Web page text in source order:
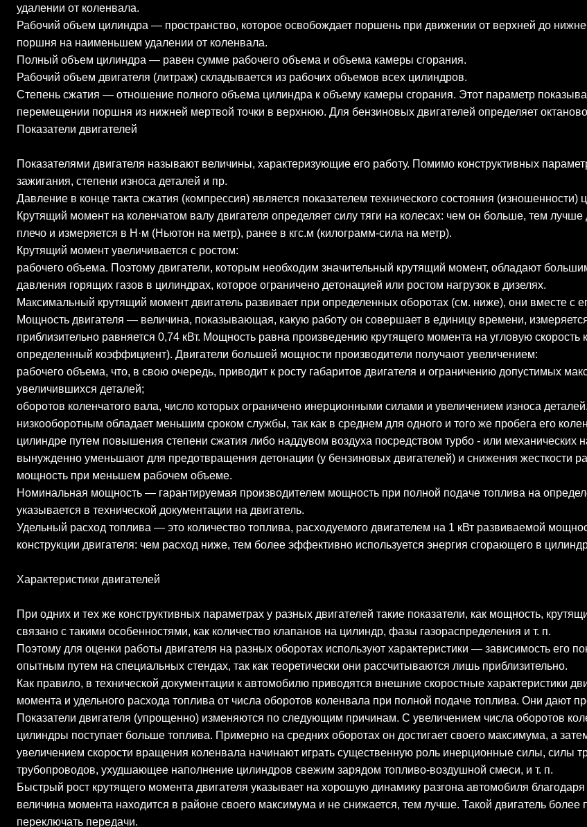
удалении от коленвала.
Рабочий объем цилиндра — пространство, которое освобождает поршень при движении от верхней до
поршня на наименьшем удалении от коленвала.
Полный объем цилиндра — равен сумме рабочего объема и объема камеры сгорания.
Рабочий объем двигателя (литраж) складывается из рабочих объемов всех цилиндров.
Степень сжатия — отношение полного объема цилиндра к объему камеры сгорания. Этот параметр
перемещении поршня из нижней мертвой точки в верхнюю. Для бензиновых двигателей определяет
Показатели двигателей
Показателями двигателя называют величины, характеризующие его работу. Помимо конструктивных
зажигания, степени износа деталей и пр.
Давление в конце такта сжатия (компрессия) является показателем технического состояния
Крутящий момент на коленчатом валу двигателя определяет силу тяги на колесах: чем он больше, тем
плечо и измеряется в Н·м (Ньютон на метр), ранее в кгс.м (килограмм-сила на метр).
Крутящий момент увеличивается с ростом:
рабочего объема. Поэтому двигатели, которым необходим значительный крутящий момент, обладают
давления горящих газов в цилиндрах, которое ограничено детонацией или ростом нагрузок в дизелях.
Максимальный крутящий момент двигатель развивает при определенных оборотах (см. ниже), они вместе с
Мощность двигателя — величина, показывающая, какую работу он совершает в единицу времени,
приблизительно равняется 0,74 кВт. Мощность равна произведению крутящего момента на угловую
определенный коэффициент). Двигатели большей мощности производители получают увеличением:
рабочего объема, что, в свою очередь, приводит к росту габаритов двигателя и ограничению допустимых
увеличившихся деталей;
оборотов коленчатого вала, число которых ограничено инерционными силами и увеличением износа
низкооборотным обладает меньшим сроком службы, так как в среднем для одного и того же пробега его
цилиндре путем повышения степени сжатия либо наддувом воздуха посредством турбо - или механических
вынужденно уменьшают для предотвращения детонации (у бензиновых двигателей) и снижения жесткости
мощность при меньшем рабочем объеме.
Номинальная мощность — гарантируемая производителем мощность при полной подаче топлива на
указывается в технической документации на двигатель.
Удельный расход топлива — это количество топлива, расходуемого двигателем на 1 кВт развиваемой
конструкции двигателя: чем расход ниже, тем более эффективно используется энергия сгорающего в
Характеристики двигателей
При одних и тех же конструктивных параметрах у разных двигателей такие показатели, как мощность,
связано с такими особенностями, как количество клапанов на цилиндр, фазы газораспределения и т. п.
Поэтому для оценки работы двигателя на разных оборотах используют характеристики — зависимость его
опытным путем на специальных стендах, так как теоретически они рассчитываются лишь приблизительно.
Как правило, в технической документации к автомобилю приводятся внешние скоростные характеристики
момента и удельного расхода топлива от числа оборотов коленвала при полной подаче топлива. Они дают
Показатели двигателя (упрощенно) изменяются по следующим причинам. С увеличением числа оборотов
цилиндры поступает больше топлива. Примерно на средних оборотах он достигает своего максимума, а
увеличением скорости вращения коленвала начинают играть существенную роль инерционные силы, силы
трубопроводов, ухудшающее наполнение цилиндров свежим зарядом топливо-воздушной смеси, и т. п.
Быстрый рост крутящего момента двигателя указывает на хорошую динамику разгона автомобиля
величина момента находится в районе своего максимума и не снижается, тем лучше. Такой двигатель
переключать передачи.